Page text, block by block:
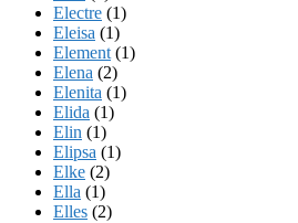
Electre (1)
Eleisa (1)
Element (1)
Elena (2)
Elenita (1)
Elida (1)
Elin (1)
Elipsa (1)
Elke (2)
Ella (1)
Elles (2)